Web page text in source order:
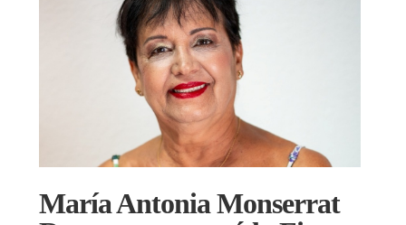
María Antonia Monserrat